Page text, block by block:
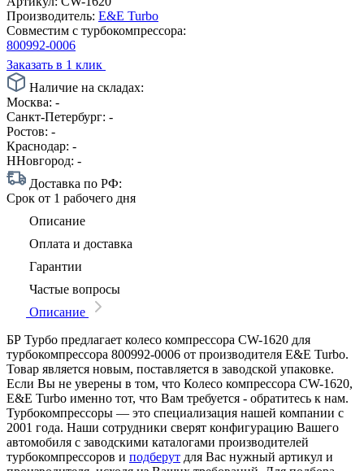
Производитель: E&E Turbo
Совместим с турбокомпрессора:
800992-0006
Заказать в 1 клик
Наличие на складах:
Москва: -
Санкт-Петербург: -
Ростов: -
Краснодар: -
ННовгород: -
Доставка по РФ:
Срок от 1 рабочего дня
Описание
Оплата и доставка
Гарантии
Частые вопросы
Описание
БР Турбо предлагает колесо компрессора CW-1620 для
турбокомпрессора 800992-0006 от производителя E&E Turbo.
Товар является новым, поставляется в заводской упаковке.
Если Вы не уверены в том, что Колесо компрессора CW-1620,
E&E Turbo именно тот, что Вам требуется - обратитесь к нам.
Турбокомпрессоры — это специализация нашей компании с
2001 года. Наши сотрудники сверят конфигурацию Вашего
автомобиля с заводскими каталогами производителей
турбокомпрессоров и подберут для Вас нужный артикул и